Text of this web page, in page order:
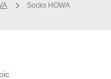
Socks HOWA